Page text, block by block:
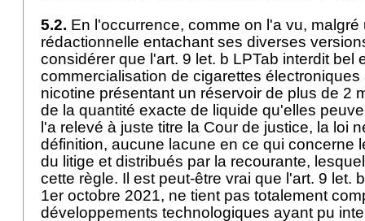
5.2. En l'occurrence, comme on l'a vu,
rédactionnelle entachant ses diverses
considérer que l'art. 9 let. b LPTab interdit bel
commercialisation de cigarettes
nicotine présentant un réservoir de plus de 2
de la quantité exacte de liquide qu'elles
l'a relevé à juste titre la Cour de justice, la loi
définition, aucune lacune en ce qui concerne
du litige et distribués par la recourante,
cette règle. Il est peut-être vrai que l'art. 9 let.
1er octobre 2021, ne tient pas totalement
développements technologiques ayant pu